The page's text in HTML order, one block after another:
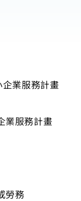
業服務計畫
業服務計畫
勞務